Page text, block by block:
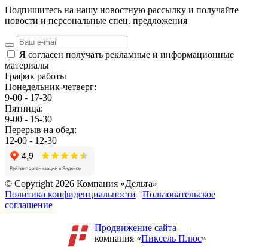
Подпишитесь на нашу новостную рассылку и получайте
новости и персональные спец. предложения
Я согласен получать рекламные и информационные
материалы
График работы
Понедельник-четверг:
9-00 - 17-30
Пятница:
9-00 - 15-30
Перерыв на обед:
12-00 - 12-30
© Copyright 2026 Компания «Дельта»
Политика конфиденциальности | Пользовательское
соглашение
Продвижение сайта —
компания «Пиксель Плюс»